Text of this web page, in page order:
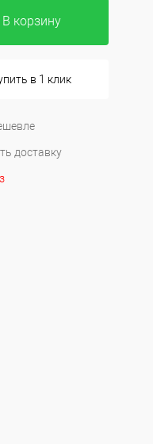
В корзину
в 1 клик
доставку